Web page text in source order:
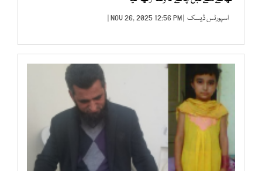
اسپورٹس ڈیسک | NOV 26, 2025 12:56 PM |